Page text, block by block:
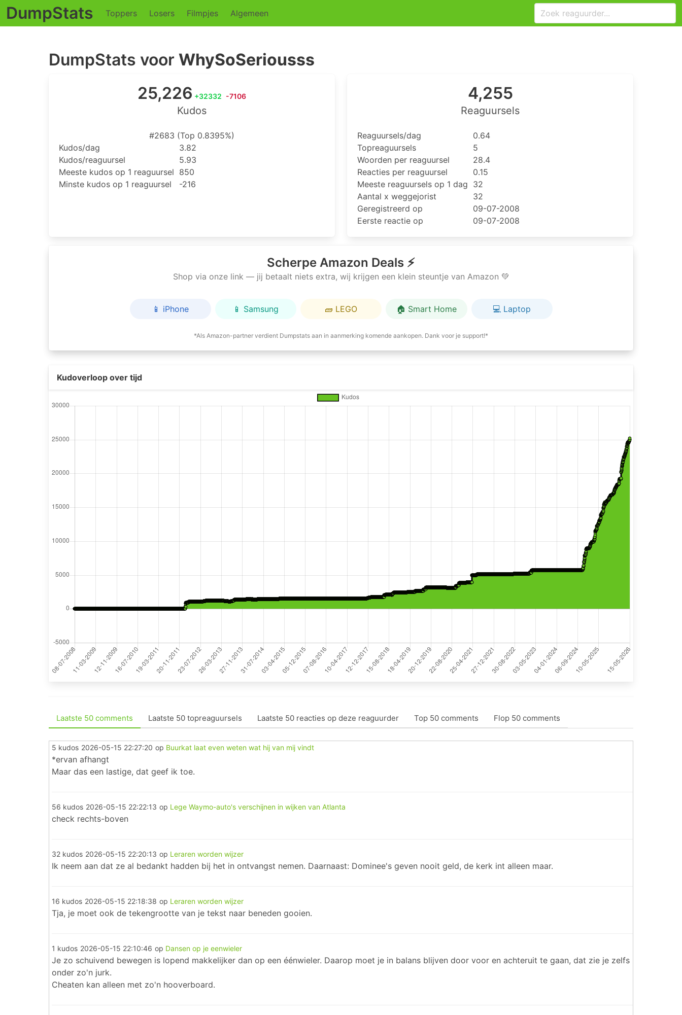
DumpStats Toppers Losers Filmpjes Algemeen
DumpStats voor WhySoSeriousss
25,226 +32332 -7106
Kudos
#2683 (Top 0.8395%)
Kudos/dag
3.82
Kudos/reaguursel
5.93
Meeste kudos op 1 reaguursel 850
Minste kudos op 1 reaguursel
-216
4,255
Reaguursels
Reaguursels/dag
0.64
Topreaguursels
5
Woorden per reaguursel
28.4
Reacties per reaguursel
0.15
Meeste reaguursels op 1 dag 32
Aantal x weggejorist
32
Geregistreerd op
09-07-2008
Eerste reactie op
09-07-2008
Scherpe Amazon Deals ⚡
Shop via onze link — jij betaalt niets extra, wij krijgen een klein steuntje van Amazon 💚
📱 iPhone 📱 Samsung 🧱 LEGO 🏠 Smart Home 💻 Laptop
*Als Amazon-partner verdient Dumpstats aan in aanmerking komende aankopen. Dank voor je support!*
Kudoverloop over tijd
Laatste 50 comments Laatste 50 topreaguursels Laatste 50 reacties op deze reaguurder Top 50 comments Flop 50 comments
5 kudos 2026-05-15 22:27:20 op Buurkat laat even weten wat hij van mij vindt
*ervan afhangt
Maar das een lastige, dat geef ik toe.
56 kudos 2026-05-15 22:22:13 op Lege Waymo-auto's verschijnen in wijken van Atlanta
check rechts-boven
32 kudos 2026-05-15 22:20:13 op Leraren worden wijzer
Ik neem aan dat ze al bedankt hadden bij het in ontvangst nemen. Daarnaast: Dominee's geven nooit geld, de kerk int alleen maar.
16 kudos 2026-05-15 22:18:38 op Leraren worden wijzer
Tja, je moet ook de tekengrootte van je tekst naar beneden gooien.
1 kudos 2026-05-15 22:10:46 op Dansen op je eenwieler
Je zo schuivend bewegen is lopend makkelijker dan op een éénwieler. Daarop moet je in balans blijven door voor en achteruit te gaan, dat zie je zelfs
onder zo'n jurk.
Cheaten kan alleen met zo'n hooverboard.